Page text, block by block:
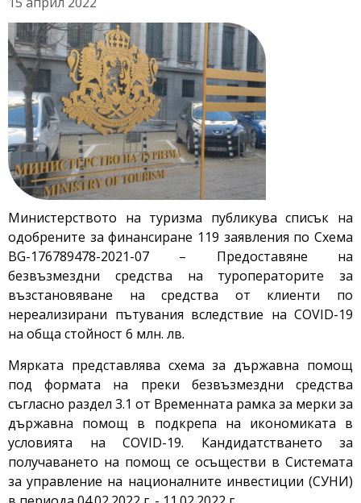
Министерството на туризма публикува списък на
одобрените за финансиране 119 заявления по Схема
BG-176789478-2021-07 – Предоставяне на
безвъзмездни средства на туроператорите за
възстановяване на средства от клиенти по
нереализирани пътувания вследствие на COVID-19
на обща стойност 6 млн. лв.
Мярката представлява схема за държавна помощ
под формата на преки безвъзмездни средства
съгласно раздел 3.1 от Временната рамка за мерки за
държавна помощ в подкрепа на икономиката в
условията на COVID-19. Кандидатстването за
получаването на помощ се осъществи в Системата
за управление на националните инвестиции (СУНИ)